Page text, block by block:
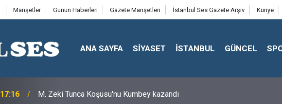
Manşetler Günün Haberleri Gazete Manşetleri İstanbul Ses Gazete Arşiv Künye
ANA SAYFA SİYASET İSTANBUL GÜNCEL
17:16 M. Zeki Tunca Koşusu'nu Kumbey kazandı